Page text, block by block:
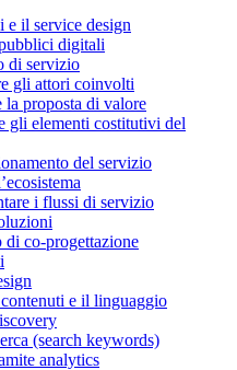
e il service design
digitali
di servizio
gli attori coinvolti
la proposta di valore
gli elementi costitutivi del
del servizio
i flussi di servizio
di co-progettazione
e il linguaggio
(search keywords)
analytics